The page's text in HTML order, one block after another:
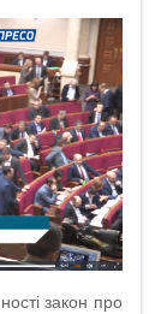
закон про